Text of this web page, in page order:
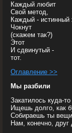
Каждый любит
Свой метод,
Каждый -
Чокнут
(скажем так?)
Этот
И сдвинутый -
тот.
Оглавление >>
Мы разбили
Закатилось куда-
Ищешь долго, как
Собираешь ты
Нам, конечно, друг